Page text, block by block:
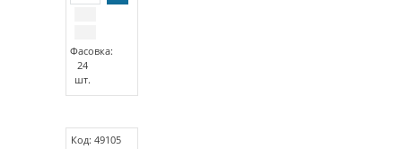
Фасовка:
24
шт.
Код: 49105